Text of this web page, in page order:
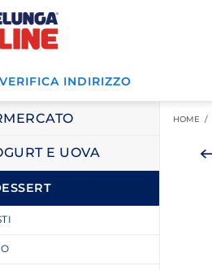
contenuto principale
categorie
VERIFICA INDIRIZZO
E UOVA
HOME /